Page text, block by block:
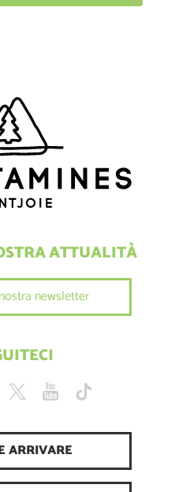
ATTUALITÀ
newsletter
ARRIVARE